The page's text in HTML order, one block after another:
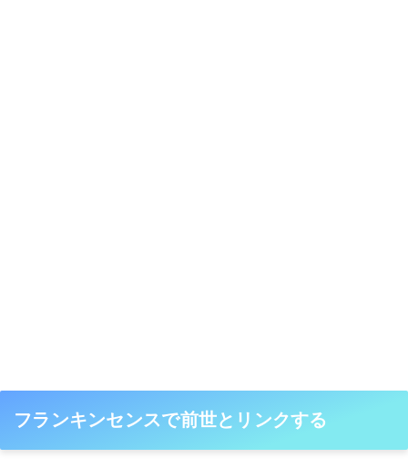
フランキンセンスで前世とリンクする